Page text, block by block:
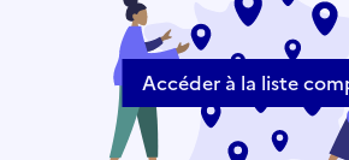
Accéder à la liste